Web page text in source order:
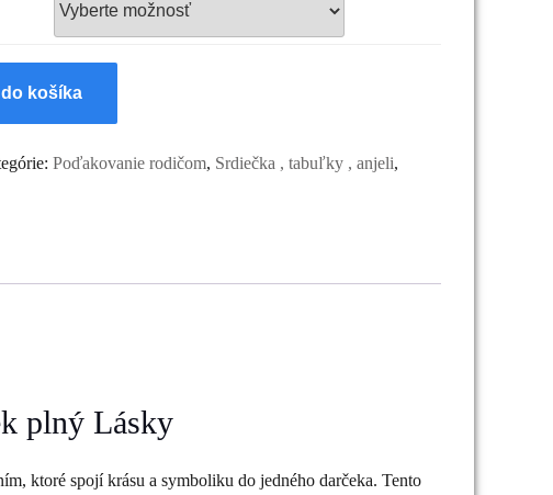
košíka
Poďakovanie rodičom, Srdiečka , tabuľky , anjeli,
plný Lásky
ktoré spojí krásu a symboliku do jedného darčeka. Tento